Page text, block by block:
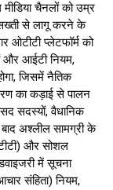
चैनलों को उम्र
से लागू करने के
ओटीटी प्लेटफॉर्म को
और आईटी नियम,
जिसमें नैतिक
का कड़ाई से पालन
सदस्यों, वैधानिक
अश्लील सामग्री के
और सोशल
में सूचना
संहिता) नियम,